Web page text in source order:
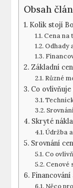
Obsah
Kolik stojí
Cena na⁢
Odhady
Základní​
Různé
Co‍ ovlivňuje
Skryté
Údržba
Srovnání
Co
Cenové